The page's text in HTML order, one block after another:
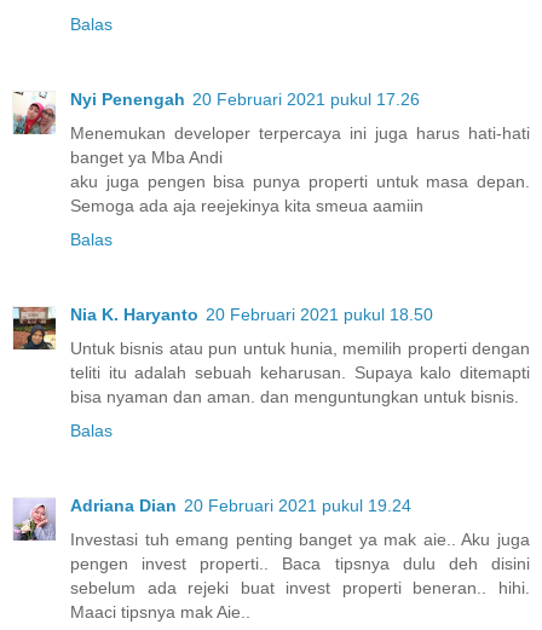
Balas
Nyi Penengah 20 Februari 2021 pukul 17.26
Menemukan developer terpercaya ini juga harus hati-hati
banget ya Mba Andi
aku juga pengen bisa punya properti untuk masa depan.
Semoga ada aja reejekinya kita smeua aamiin
Balas
Nia K. Haryanto 20 Februari 2021 pukul 18.50
Untuk bisnis atau pun untuk hunia, memilih properti dengan
teliti itu adalah sebuah keharusan. Supaya kalo ditemapti
bisa nyaman dan aman. dan menguntungkan untuk bisnis.
Balas
Adriana Dian 20 Februari 2021 pukul 19.24
Investasi tuh emang penting banget ya mak aie.. Aku juga
pengen invest properti.. Baca tipsnya dulu deh disini
sebelum ada rejeki buat invest properti beneran.. hihi.
Maaci tipsnya mak Aie..